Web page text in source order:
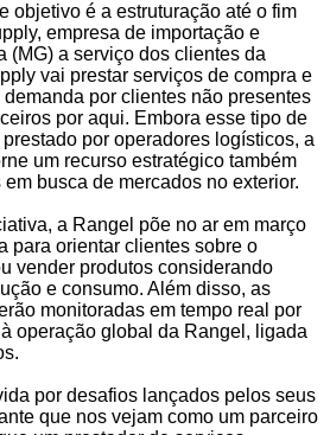
objetivo é a estruturação até o fim
empresa de importação e
(MG) a serviço dos clientes da
vai prestar serviços de compra e
por clientes não presentes
por aqui. Embora esse tipo de
por operadores logísticos, a
um recurso estratégico também
busca de mercados no exterior.
a Rangel põe no ar em março
para orientar clientes sobre o
vender produtos considerando
e consumo. Além disso, as
monitoradas em tempo real por
operação global da Rangel, ligada
por desafios lançados pelos seus
que nos vejam como um parceiro